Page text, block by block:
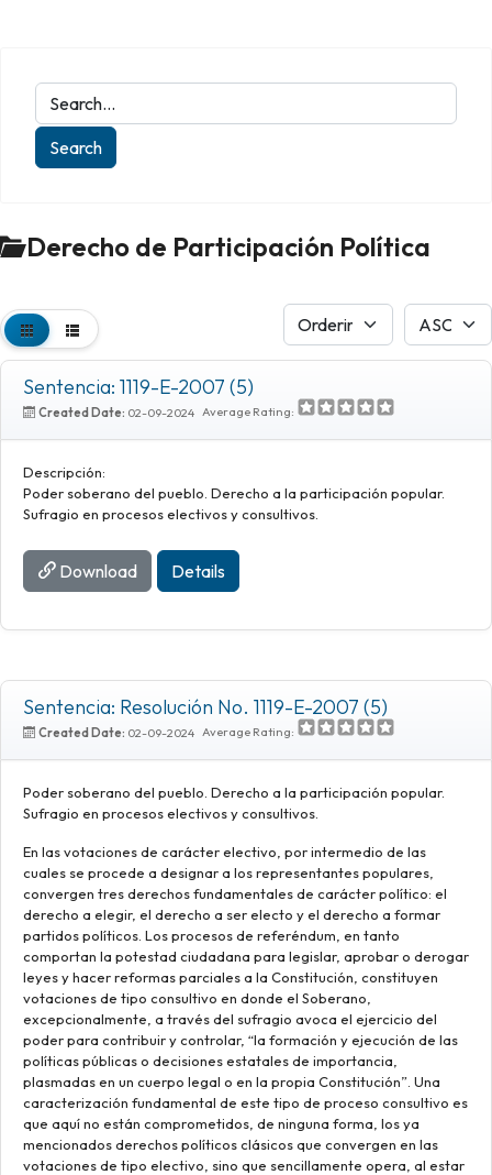
Derecho de Participación Política
Sentencia: 1119-E-2007 (5)
Created Date: 02-09-2024 Average Rating:
Descripción:
Poder soberano del pueblo. Derecho a la participación popular.
Sufragio en procesos electivos y consultivos.
Download Details
Sentencia: Resolución No. 1119-E-2007 (5)
Created Date: 02-09-2024 Average Rating:
Poder soberano del pueblo. Derecho a la participación popular.
Sufragio en procesos electivos y consultivos.
En las votaciones de carácter electivo, por intermedio de las
cuales se procede a designar a los representantes populares,
convergen tres derechos fundamentales de carácter político: el
derecho a elegir, el derecho a ser electo y el derecho a formar
partidos políticos. Los procesos de referéndum, en tanto
comportan la potestad ciudadana para legislar, aprobar o derogar
leyes y hacer reformas parciales a la Constitución, constituyen
votaciones de tipo consultivo en donde el Soberano,
excepcionalmente, a través del sufragio avoca el ejercicio del
poder para contribuir y controlar, “la formación y ejecución de las
políticas públicas o decisiones estatales de importancia,
plasmadas en un cuerpo legal o en la propia Constitución”. Una
caracterización fundamental de este tipo de proceso consultivo es
que aquí no están comprometidos, de ninguna forma, los ya
mencionados derechos políticos clásicos que convergen en las
votaciones de tipo electivo, sino que sencillamente opera, al estar